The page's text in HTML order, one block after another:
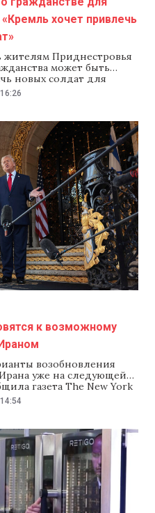
хочет привлечь
жителям Приднестровья
может быть
новых солдат для
заявил премьер-министр
мира. Я
с попыткой
16:26
к возможному
возобновления
уже на следующей
газета The New York
среди чиновников
возвращения к активным
14:54